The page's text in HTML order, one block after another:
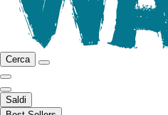
Cerca
Saldi